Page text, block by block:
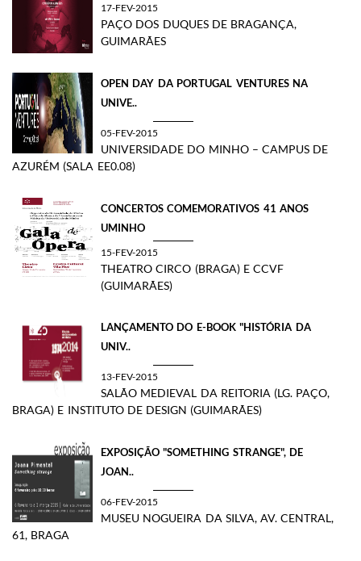
17-FEV-2015
PAÇO DOS DUQUES DE BRAGANÇA,
GUIMARÃES
OPEN DAY DA PORTUGAL VENTURES NA
UNIVE..
05-FEV-2015
UNIVERSIDADE DO MINHO – CAMPUS DE
AZURÉM (SALA EE0.08)
CONCERTOS COMEMORATIVOS 41 ANOS
UMINHO
15-FEV-2015
THEATRO CIRCO (BRAGA) E CCVF
(GUIMARÃES)
LANÇAMENTO DO E-BOOK "HISTÓRIA DA
UNIV..
13-FEV-2015
SALÃO MEDIEVAL DA REITORIA (LG. PAÇO,
BRAGA) E INSTITUTO DE DESIGN (GUIMARÃES)
EXPOSIÇÃO "SOMETHING STRANGE", DE
JOAN..
06-FEV-2015
MUSEU NOGUEIRA DA SILVA, AV. CENTRAL,
61, BRAGA